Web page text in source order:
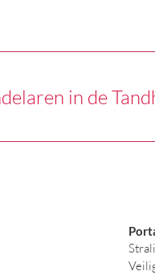
in de